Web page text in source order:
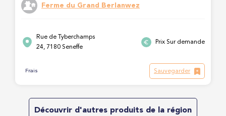
Ferme du Grand Berlanwez
Rue de Tyberchamps
24, 7180 Seneffe
Prix Sur demande
Frais Sauvegarder
Découvrir d'autres produits de la région